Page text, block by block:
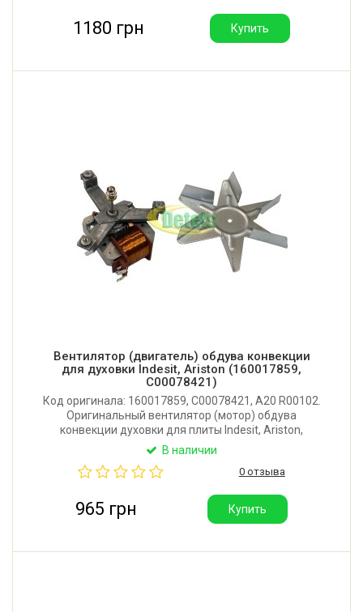
1180 грн Купить
Вентилятор (двигатель) обдува конвекции
для духовки Indesit, Ariston (160017859,
C00078421)
Код оригинала: 160017859, C00078421, A20 R00102.
Оригинальный вентилятор (мотор) обдува
конвекции духовки для плиты Indesit, Ariston,
Whirlpool. Мощность: 25W. Производитель: FIME
В наличии
0 отзыва
965 грн Купить